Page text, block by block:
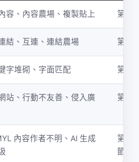
容、內容農場、複製貼上 第三
結、互連、連結農場 第四
字堆砌、字面匹配 第六
站、行動不友善、侵入廣
第七
內容作者不明、AI 生成
第八
節